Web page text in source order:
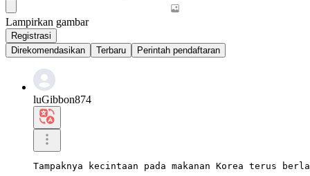
Lampirkan gambar
Registrasi
Direkomendasikan
Terbaru Perintah pendaftaran
luGibbon874
Tampaknya kecintaan pada makanan Korea terus